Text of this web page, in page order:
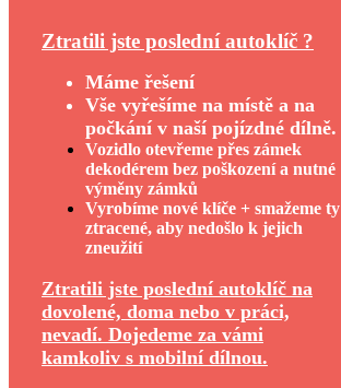
Ztratili jste poslední autoklíč ?
Máme řešení
Vše vyřešíme na místě a na
počkání v naší pojízdné dílně.
Vozidlo otevřeme přes zámek
dekodérem bez poškození a nutné
výměny zámků
Vyrobíme nové klíče + smažeme ty
ztracené, aby nedošlo k jejich
zneužití
Ztratili jste poslední autoklíč na
dovolené, doma nebo v práci,
nevadí. Dojedeme za vámi
kamkoliv s mobilní dílnou.